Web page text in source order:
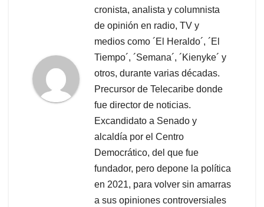
cronista, analista y columnista
de opinión en radio, TV y
medios como ´El Heraldo´, ´El
Tiempo´, ´Semana´, ´Kienyke´ y
otros, durante varias décadas.
Precursor de Telecaribe donde
fue director de noticias.
Excandidato a Senado y
alcaldía por el Centro
Democrático, del que fue
fundador, pero depone la política
en 2021, para volver sin amarras
a sus opiniones controversiales